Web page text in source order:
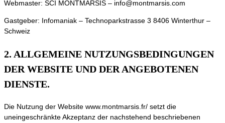
Webmaster: SCI MONTMARSIS – info@montmarsis.com
Gastgeber: Infomaniak – Technoparkstrasse 3 8406 Winterthur –
Schweiz
2. ALLGEMEINE NUTZUNGSBEDINGUNGEN
DER WEBSITE UND DER ANGEBOTENEN
DIENSTE.
Die Nutzung der Website www.montmarsis.fr/ setzt die
uneingeschränkte Akzeptanz der nachstehend beschriebenen